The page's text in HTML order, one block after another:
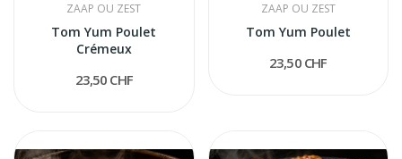
ZAAP OU ZEST
Tom Yum Poulet
Crémeux
23,50 CHF
ZAAP OU ZEST
Tom Yum Poulet
23,50 CHF